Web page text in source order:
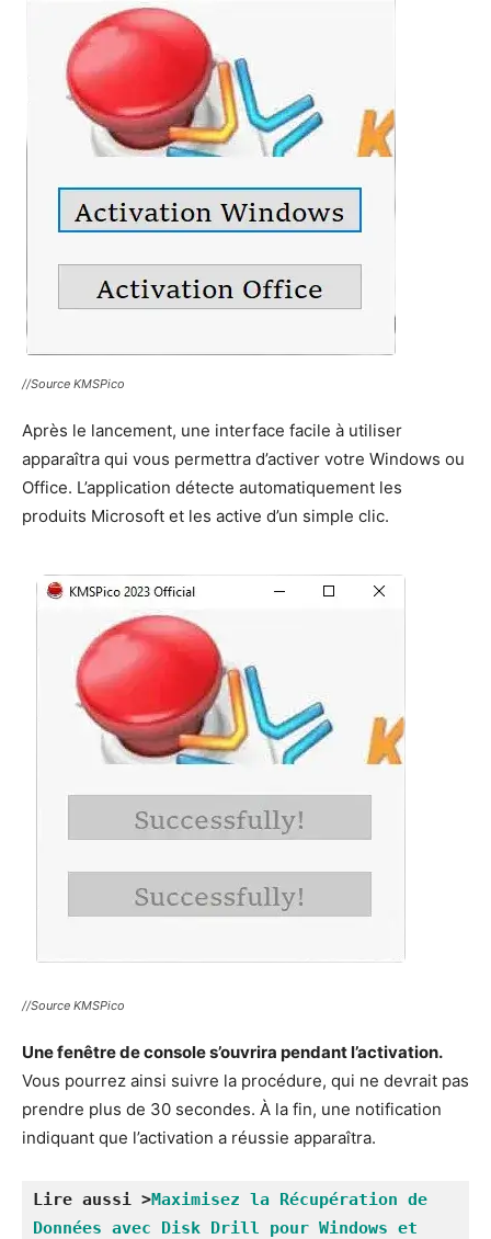
//Source KMSPico
Après le lancement, une interface facile à utiliser
apparaîtra qui vous permettra d’activer votre Windows ou
Office. L’application détecte automatiquement les
produits Microsoft et les active d’un simple clic.
//Source KMSPico
Une fenêtre de console s’ouvrira pendant l’activation.
Vous pourrez ainsi suivre la procédure, qui ne devrait pas
prendre plus de 30 secondes. À la fin, une notification
indiquant que l’activation a réussie apparaîtra.
Lire aussi >Maximisez la Récupération de
Données avec Disk Drill pour Windows et